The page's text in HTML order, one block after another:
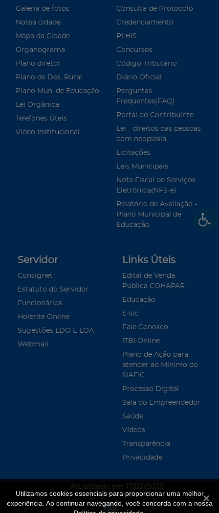
Utilizamos cookies essenciais para proporcionar uma melhor
experiência. Ao continuar navegando, você concorda com a nossa
Galeria de fotos
Nossa cidade
Mapa da Cidade
Organograma
Plano diretor
Plano de Des. Rural
Plano Mun. de Educação
Lei Orgânica
Telefones Úteis
Vídeo Institucional
Consulta de Protocolo
Credenciamento
PLHIS
Concursos
Código Tributário
Diário Oficial
Perguntas
Frequentes(FAQ)
Portal do Contribuinte
Lei - direitos das pessoas
com neoplasia
Licitações
Leis Municipais
Nota Fiscal de Serviços
Eletrônica(NFS-e)
Relatório de Avaliação -
Plano Municipal de
Educação
Servidor
Consignet
Estatuto do Servidor
Funcionários
Holerite Online
Sugestões LDO E LOA
Webmail
Links Úteis
Edital de Venda
Pública COHAPAR
Educação
E-sic
Fale Conosco
ITBI Online
Plano de Ação para
atender ao Mínimo do
SIAFIC
Processo Digital
Sala do Empreendedor
Saúde
Vídeos
Transparência
Privacidade
Atualizado em 17/02/2025